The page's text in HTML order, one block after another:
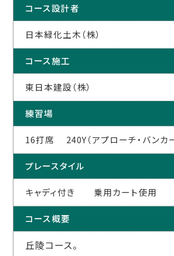
コース設計者
日本緑化土木（株）
コース施工
東日本建設（株）
練習場
16打席 240Y（アプローチ・バンカ
プレースタイル
キャディ付き 乗用カート使用
コース概要
丘陵コース。